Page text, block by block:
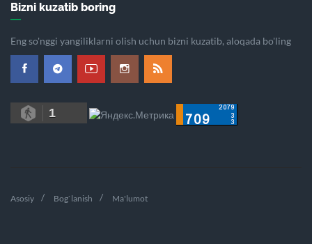
Bizni kuzatib boring
Eng so'nggi yangiliklarni olish uchun bizni kuzatib, aloqada bo'ling
1
Asosiy Bog`lanish Ma'lumot